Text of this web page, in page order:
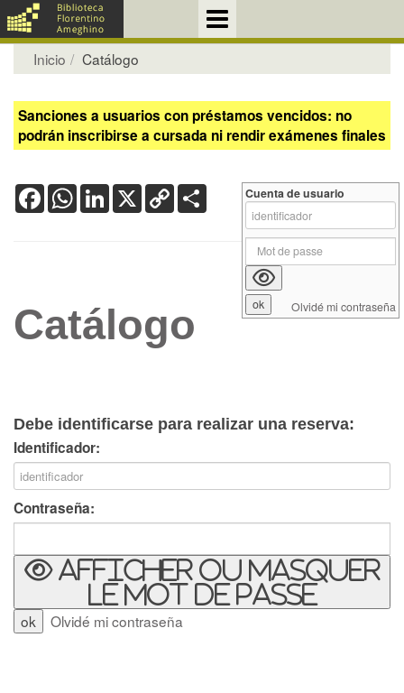
Inicio Catálogo
Sanciones a usuarios con préstamos vencidos: no
podrán inscribirse a cursada ni rendir exámenes finales
FacebookWhatsApp
LinkedIn
X Copy
Link
Catálogo
Debe identificarse para realizar una reserva:
Identificador:
Contraseña:
Afficher ou masquer
le mot de passe
Olvidé mi contraseña
Cuenta de usuario
Olvidé mi contraseña